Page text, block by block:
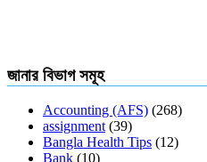
জানার বিভাগ সমূহ
Accounting (AFS) (268)
assignment (39)
Bangla Health Tips (12)
Bank (10)